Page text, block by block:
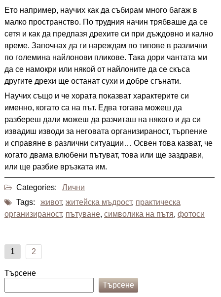
Ето например, научих как да събирам много багаж в
малко пространство. По трудния начин трябваше да се
сетя и как да предпазя дрехите си при дъждовно и кално
време. Започнах да ги нареждам по типове в различни
по големина найлонови пликове. Така дори чантата ми
да се намокри или някой от найлоните да се скъса
другите дрехи ще останат сухи и добре сгънати.
Научих също и че хората показват характерите си
именно, когато са на път. Едва тогава можеш да
разбереш дали можеш да разчиташ на някого и да си
извадиш изводи за неговата организираност, търпение
и справяне в различни ситуации… Освен това казват, че
когато двама влюбени пътуват, това или ще заздрави,
или ще разбие връзката им.
Categories:
Лични
Tags:
живот, житейска мъдрост, практическа
организираност, пътуване, символика на пътя, фотоси
Разделяне
на
публикациите
1 2
Търсене
Търсене